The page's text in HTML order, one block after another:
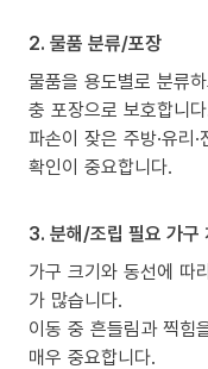
2. 물품 분류/포장
물품을 용도별로 분류
충 포장으로 보호합니
파손이 잦은 주방·유리
확인이 중요합니다.
3. 분해/조립 필요 가구
가구 크기와 동선에 따
가 많습니다.
이동 중 흔들림과 찍힘
매우 중요합니다.